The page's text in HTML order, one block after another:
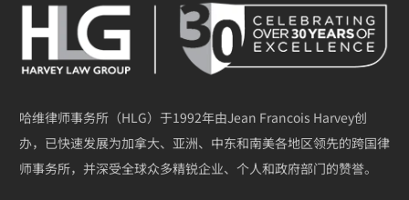
哈维律师事务所（HLG）于1992年由Jean Francois Harvey创
办，已快速发展为加拿大、亚洲、中东和南美各地区领先的跨国律
师事务所，并深受全球众多精锐企业、个人和政府部门的赞誉。